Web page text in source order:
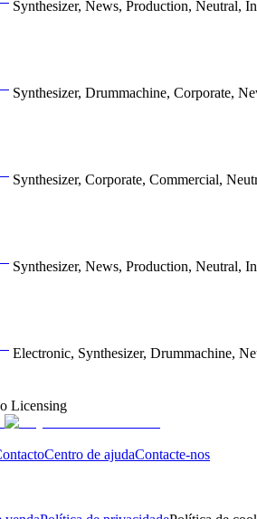
Synthesizer, News, Production, Neutral,
Synthesizer, Drummachine, Corporate,
Synthesizer, Corporate, Commercial,
Synthesizer, News, Production, Neutral,
Electronic, Synthesizer, Drummachine,
Licensing
Centro de ajudaContacte-nos